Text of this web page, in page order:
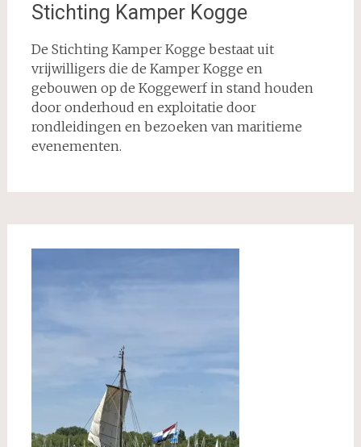
Stichting Kamper Kogge
De Stichting Kamper Kogge bestaat uit
vrijwilligers die de Kamper Kogge en
gebouwen op de Koggewerf in stand houden
door onderhoud en exploitatie door
rondleidingen en bezoeken van maritieme
evenementen.